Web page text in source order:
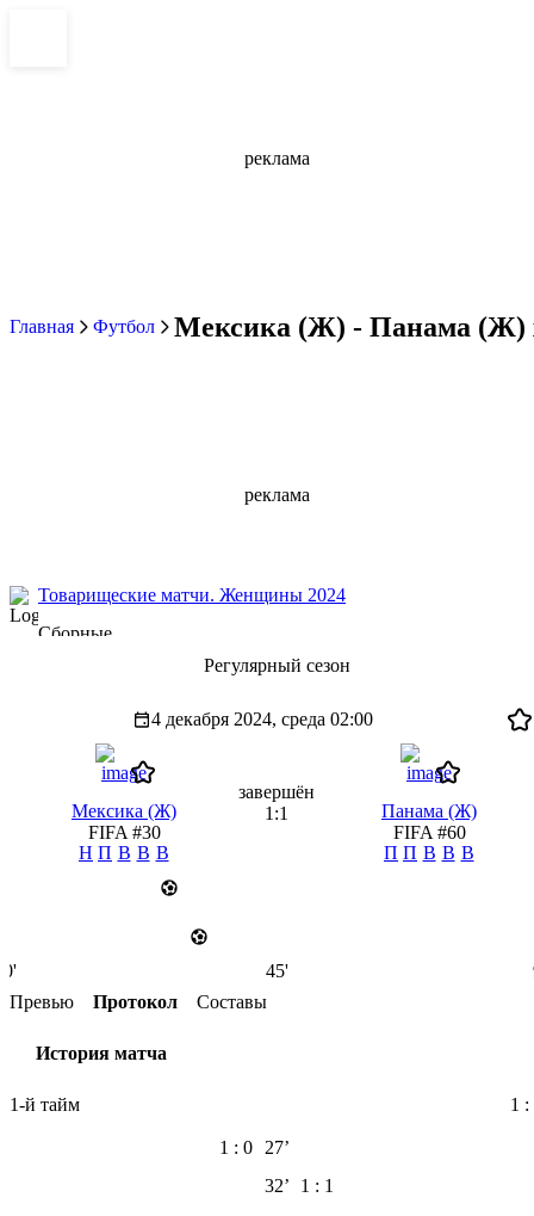
реклама
Главная Футбол Мексика (Ж) - Панама (Ж)
реклама
Товарищеские матчи. Женщины 2024
Сборные
Регулярный сезон
4 декабря 2024, среда 02:00
Мексика (Ж)
FIFA #30
Н П В В В
завершён
1:1
Панама (Ж)
FIFA #60
П П В В В
0' 45'
Превью
Протокол Составы
История матча
1-й тайм 1 :
1 : 0
27’
1 : 1
32’